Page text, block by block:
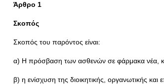
Άρθρο 1
Σκοπός
Σκοπός του παρόντος είναι:
α) Η πρόσβαση των ασθενών σε φάρμακα νέα,
β) η ενίσχυση της διοικητικής, οργανωτικής